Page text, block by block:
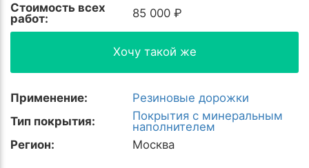
Стоимость всех
работ:
85 000 ₽
Хочу такой же
Применение:
Резиновые дорожки
Тип покрытия:
Покрытия с минеральным
наполнителем
Регион:
Москва